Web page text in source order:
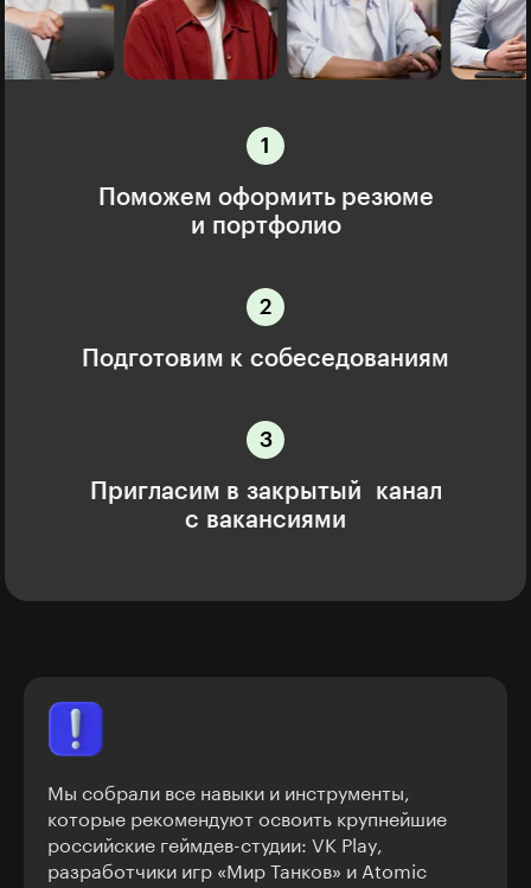
Поможем оформить резюме
и портфолио
Подготовим к собеседованиям
Пригласим в закрытый канал
с вакансиями
Мы собрали все навыки и инструменты,
которые рекомендуют освоить крупнейшие
российские геймдев-студии: VK Play,
разработчики игр «Мир Танков» и Atomic